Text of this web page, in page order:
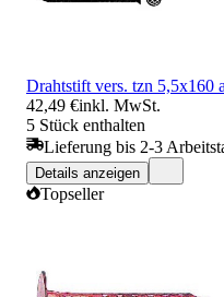
Drahtstift vers. tzn 5,5x160
42,49 €inkl. MwSt.
5 Stück enthalten
Lieferung bis 2-3
Details anzeigen
Topseller